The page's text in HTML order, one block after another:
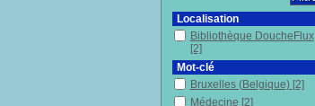
Localisation
Bibliothèque DoucheFlux
[2]
Mot-clé
Bruxelles (Belgique) [2]
Médecine [2]